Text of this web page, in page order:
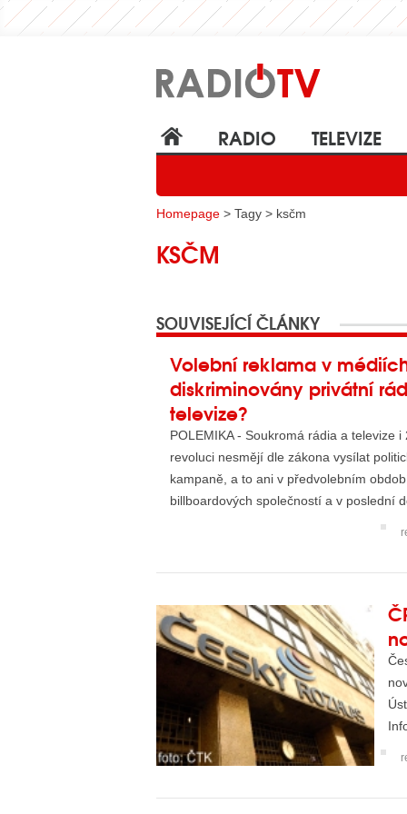
RADIO TELEVIZE
Homepage > Tagy > ksčm
KSČM
SOUVISEJÍCÍ ČLÁNKY
Volební reklama v
diskriminovány privátní
televize?
POLEMIKA - Soukromá rádia a televize i
revoluci nesmějí dle zákona vysílat
kampaně, a to ani v předvolebním
billboardových společností a v poslední